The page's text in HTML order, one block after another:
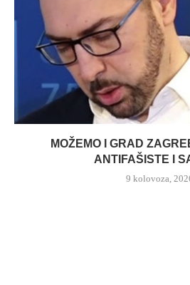
MOŽEMO I GRAD
ANTIFAŠISTE I
9 kolovoza,